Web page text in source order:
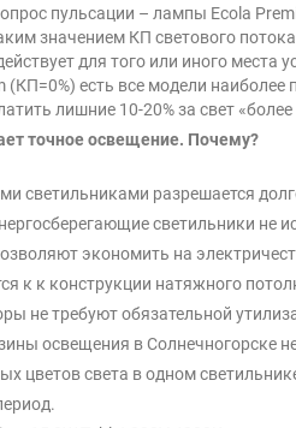
пульсации – лампы Ecola
значением КП светового
для того или иного места
(КП=0%) есть все модели
лишние 10-20% за свет
точное освещение. Почему?
светильниками разрешается
светильники не
экономить на
к к конструкции натяжного
не требуют обязательной
освещения в Солнечногорске
цветов света в одном